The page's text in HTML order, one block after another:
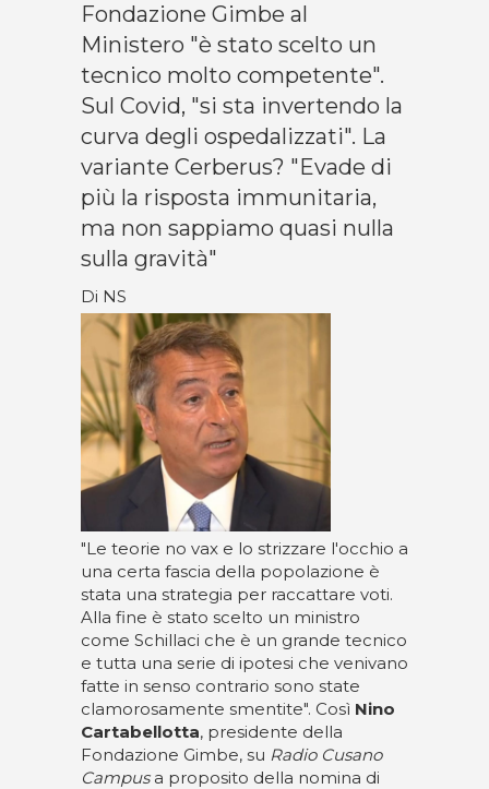
Fondazione Gimbe al
Ministero "è stato scelto un
tecnico molto competente".
Sul Covid, "si sta invertendo la
curva degli ospedalizzati". La
variante Cerberus? "Evade di
più la risposta immunitaria,
ma non sappiamo quasi nulla
sulla gravità"
Di NS
"Le teorie no vax e lo strizzare l'occhio a
una certa fascia della popolazione è
stata una strategia per raccattare voti.
Alla fine è stato scelto un ministro
come Schillaci che è un grande tecnico
e tutta una serie di ipotesi che venivano
fatte in senso contrario sono state
clamorosamente smentite". Così Nino
Cartabellotta, presidente della
Fondazione Gimbe, su Radio Cusano
Campusa proposito della nomina di